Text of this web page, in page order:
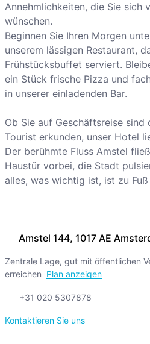
Amstel 144, 1017 AE
Zentrale Lage, gut mit öffentlichen
erreichen Plan anzeigen
+31 020 5307878
Kontaktieren Sie uns
Annehmlichkeiten, die Sie sich
wünschen.
Beginnen Sie Ihren Morgen
unserem lässigen Restaurant,
Frühstücksbuffet serviert.
ein Stück frische Pizza und
in unserer einladenden Bar.
Ob Sie auf Geschäftsreise sind
Tourist erkunden, unser Hotel
Der berühmte Fluss Amstel
Haustür vorbei, die Stadt
alles, was wichtig ist, ist zu